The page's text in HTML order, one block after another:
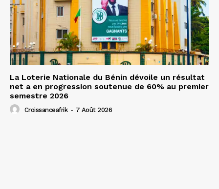
La Loterie Nationale du Bénin dévoile un résultat
net a en progression soutenue de 60% au premier
semestre 2026
Croissanceafrik - 7 Août 2026